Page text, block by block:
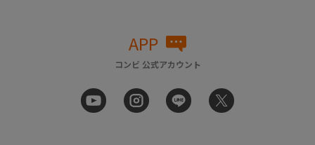
APP
コンビ 公式アカウント